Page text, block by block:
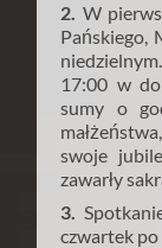
2. W
Pańskiego,
17:00 w
sumy o
swoje
zawarły
3.
czwartek